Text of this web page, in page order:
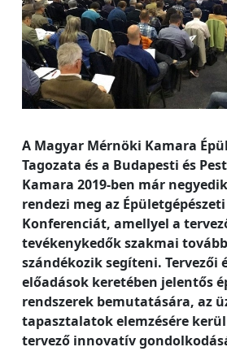
A Magyar Mérnöki Kamara
Tagozata és a Budapesti és
Kamara 2019-ben már
rendezi meg az
Konferenciát, amellyel a
tevékenykedők szakmai
szándékozik segíteni. Tervezői
előadások keretében jelentős
rendszerek bemutatására, az
tapasztalatok elemzésére
tervező innovatív